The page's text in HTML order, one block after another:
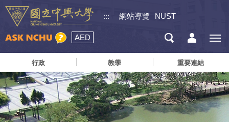
::: 網站導覽 NUST
AED
行政 教學 重要連結